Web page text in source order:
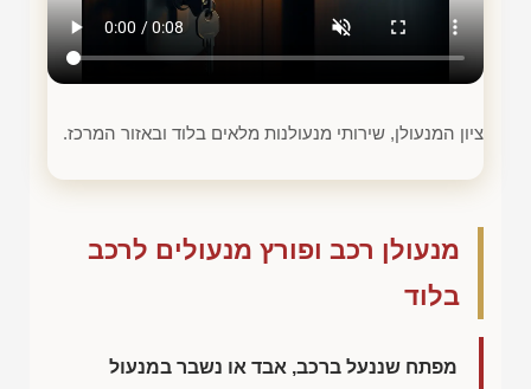
ציון המנעולן, שירותי מנעולנות מלאים בלוד ובאזור המרכז.
מנעולן רכב ופורץ מנעולים לרכב
בלוד
מפתח שננעל ברכב, אבד או נשבר במנעול